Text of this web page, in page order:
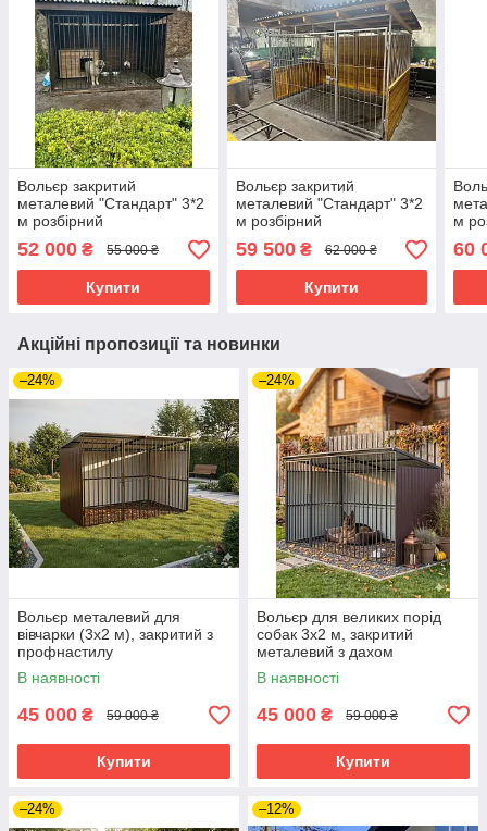
Вольєр закритий
металевий "Стандарт" 3*2
м розбірний
52 000 ₴ 55 000 ₴
Купити
Вольєр закритий
металевий "Стандарт" 3*2
м розбірний
59 500₴ 62 000 ₴
Купити
м
60
Акційні пропозиції та новинки
–24%
Вольєр металевий для
вівчарки (3х2 м), закритий з
профнастилу
В наявності
45 000 ₴ 59 000 ₴
Купити
–24%
Вольєр для великих порід
собак 3х2 м, закритий
металевий з дахом
В наявності
45 000 ₴ 59 000 ₴
Купити
–24% –12%